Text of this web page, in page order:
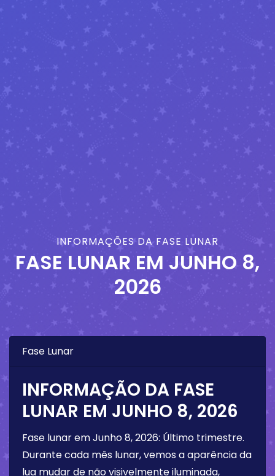
INFORMAÇÕES DA FASE LUNAR
FASE LUNAR EM JUNHO 8,
2026
Fase Lunar
INFORMAÇÃO DA FASE
LUNAR EM JUNHO 8, 2026
Fase lunar emJunho 8, 2026: Último trimestre.
Durante cada mês lunar, vemos a aparência da
lua mudar de não visivelmente iluminada,